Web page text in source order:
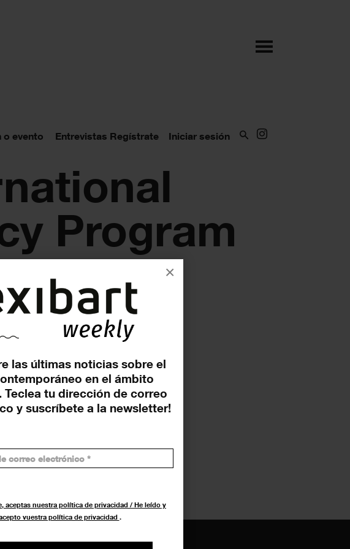
las últimas noticias sobre el
en el ámbito
Teclea tu dirección de correo
y suscríbete a la newsletter!
aceptas nuestra política de privacidad / He leído y
vuestra política de privacidad .
×
o evento Entrevistas Regístrate Iniciar sesión
Program